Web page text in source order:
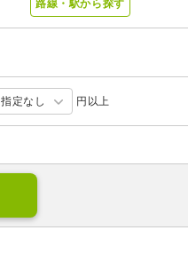
路線・駅から探す
指定なし 円以上
特別養護老人ホーム(7)
無資格可(5)